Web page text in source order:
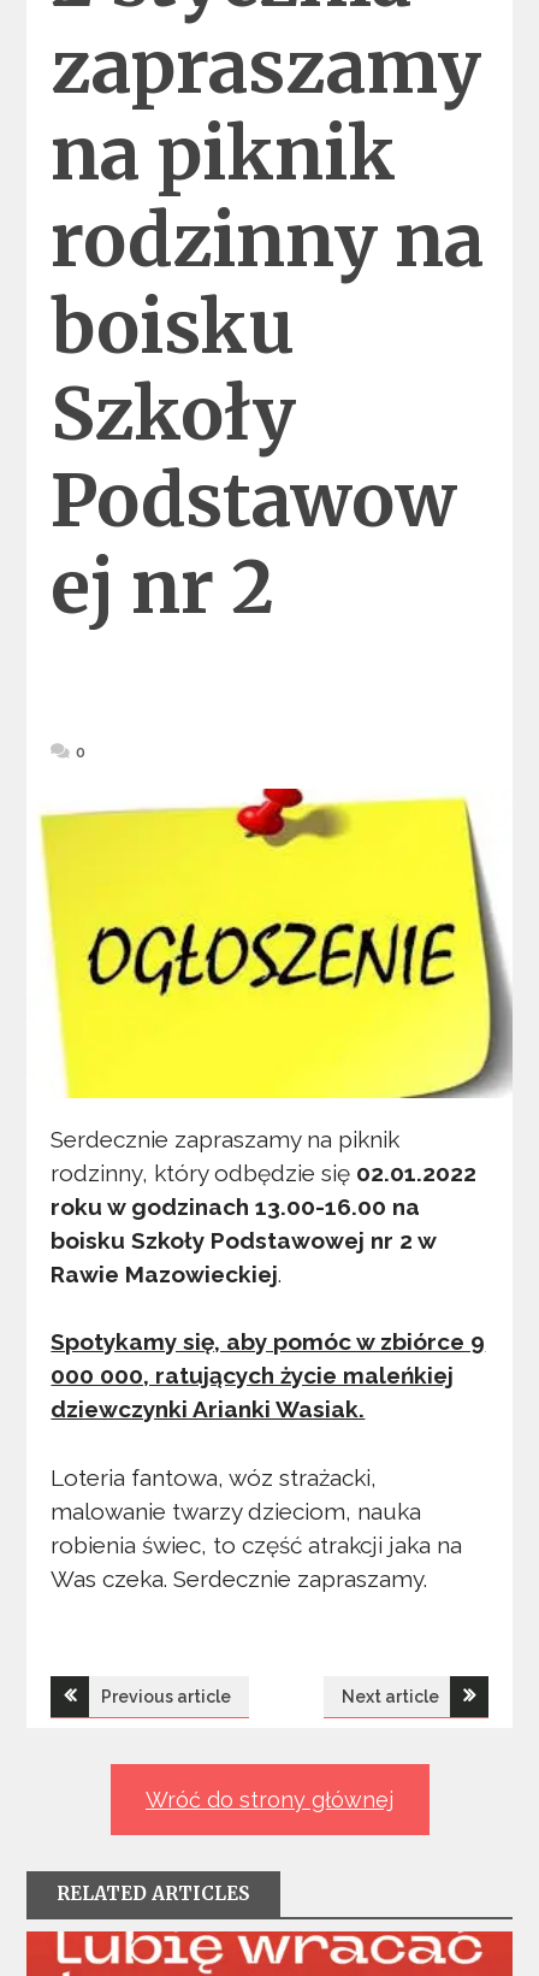
zapraszamy
na piknik
rodzinny na
boisku
Szkoły
Podstawow
ej nr 2
0
Serdecznie zapraszamy na piknik
rodzinny, który odbędzie się 02.01.2022
roku w godzinach 13.00-16.00 na
boisku Szkoły Podstawowej nr 2 w
Rawie Mazowieckiej.
Spotykamy się, aby pomóc w zbiórce 9
000 000, ratujących życie maleńkiej
dziewczynki Arianki Wasiak.
Loteria fantowa, wóz strażacki,
malowanie twarzy dzieciom, nauka
robienia świec, to część atrakcji jaka na
Was czeka. Serdecznie zapraszamy.
Nawigacja
Previous article Next article
Wróć do strony głównej
RELATED ARTICLES